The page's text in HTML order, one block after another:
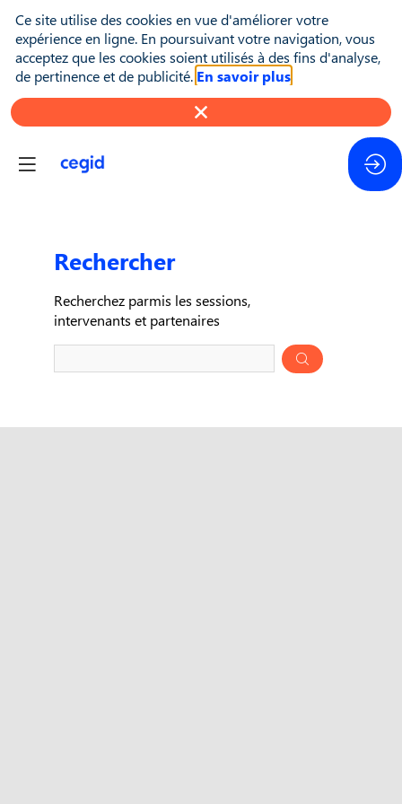
Rechercher
Recherchez parmis les sessions,
intervenants et partenaires
Ce site utilise des cookies en vue d'améliorer votre
expérience en ligne. En poursuivant votre navigation, vous
acceptez que les cookies soient utilisés à des fins d'analyse,
de pertinence et de publicité. En savoir plus